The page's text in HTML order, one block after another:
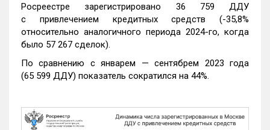
Росреестре зарегистрировано 36 759 ДДУ
с привлечением кредитных средств (-35,8%
относительно аналогичного периода 2024-го, когда
было 57 267 сделок).
По сравнению с январем — сентябрем 2023 года
(65 599 ДДУ) показатель сократился на 44%.